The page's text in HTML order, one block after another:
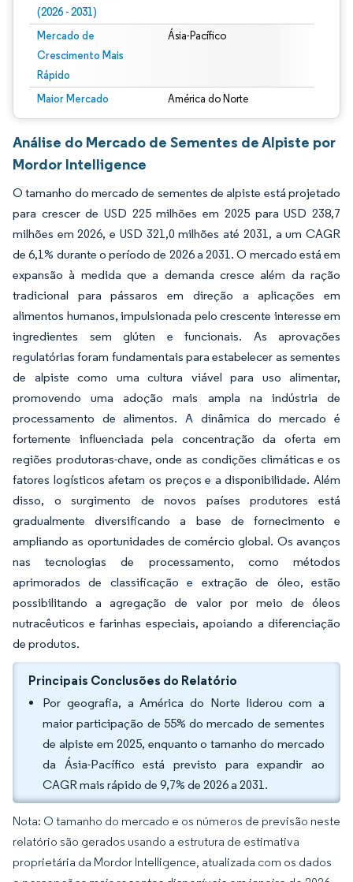
(2026 - 2031)
Mercado de
Crescimento Mais
Rápido
Ásia-Pacífico
Maior Mercado América do Norte
Análise do Mercado de Sementes de Alpiste por
Mordor Intelligence
O tamanho do mercado de sementes de alpiste está projetado
para crescer de USD 225 milhões em 2025 para USD 238,7
milhões em 2026, e USD 321,0 milhões até 2031, a um CAGR
de 6,1% durante o período de 2026 a 2031. O mercado está em
expansão à medida que a demanda cresce além da ração
tradicional para pássaros em direção a aplicações em
alimentos humanos, impulsionada pelo crescente interesse em
ingredientes sem glúten e funcionais. As aprovações
regulatórias foram fundamentais para estabelecer as sementes
de alpiste como uma cultura viável para uso alimentar,
promovendo uma adoção mais ampla na indústria de
processamento de alimentos. A dinâmica do mercado é
fortemente influenciada pela concentração da oferta em
regiões produtoras-chave, onde as condições climáticas e os
fatores logísticos afetam os preços e a disponibilidade. Além
disso, o surgimento de novos países produtores está
gradualmente diversificando a base de fornecimento e
ampliando as oportunidades de comércio global. Os avanços
nas tecnologias de processamento, como métodos
aprimorados de classificação e extração de óleo, estão
possibilitando a agregação de valor por meio de óleos
nutracêuticos e farinhas especiais, apoiando a diferenciação
de produtos.
Principais Conclusões do Relatório
Por geografia, a América do Norte liderou com a
maior participação de 55% do mercado de sementes
de alpiste em 2025, enquanto o tamanho do mercado
da Ásia-Pacífico está previsto para expandir ao
CAGR mais rápido de 9,7% de 2026 a 2031.
Nota: O tamanho do mercado e os números de previsão neste
relatório são gerados usando a estrutura de estimativa
proprietária da Mordor Intelligence, atualizada com os dados